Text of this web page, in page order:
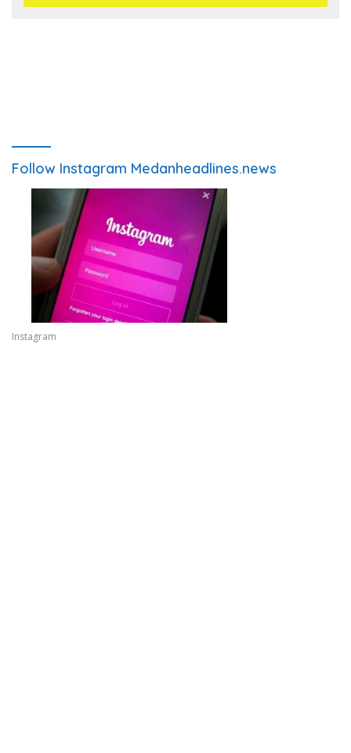
Follow Instagram Medanheadlines.news
Instagram